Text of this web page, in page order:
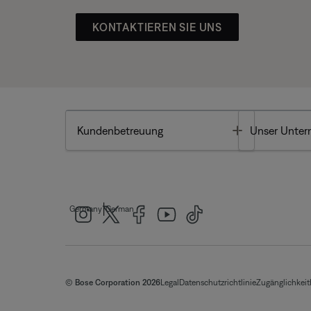
KONTAKTIEREN SIE UNS
Kundenbetreuung Toggle
Unser
Germany|German
© Bose Corporation 2026Legal DatenschutzrichtlinieZugänglichkeit